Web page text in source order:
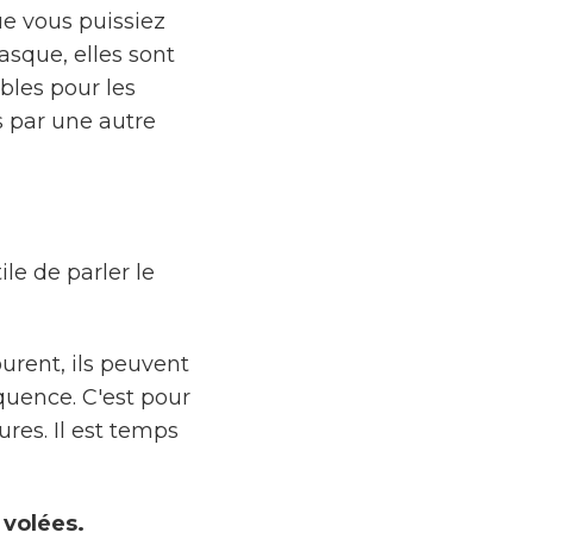
vous puissiez
elles sont
pour les
par une autre
de parler le
ils peuvent
C'est pour
Il est temps